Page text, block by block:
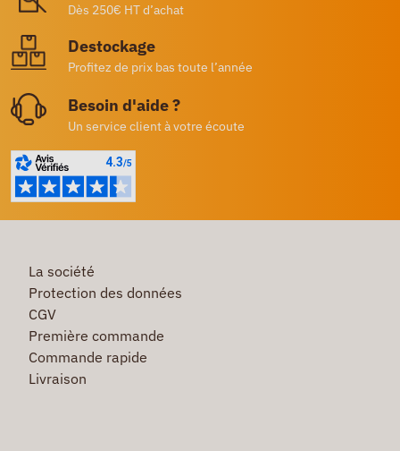
Dès 250€ HT d’achat
Destockage
Profitez de prix bas toute l’année
Besoin d'aide ?
Un service client à votre écoute
La société
Protection des données
CGV
Première commande
Commande rapide
Livraison